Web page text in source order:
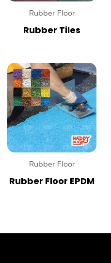
Rubber Floor
Rubber Tiles
Rubber Floor
Rubber Floor EPDM